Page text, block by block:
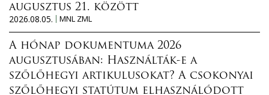
augusztus 21. között
2026.08.05.
MNL ZML
A hónap dokumentuma 2026
augusztusában: Használták-e a
szőlőhegyi artikulusokat? A csokonyai
szőlőhegyi statútum elhasználódott